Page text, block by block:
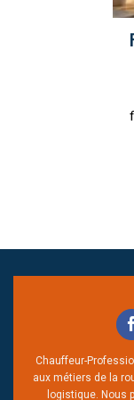
Chauffeur-
aux métiers de la
logistique. Nous